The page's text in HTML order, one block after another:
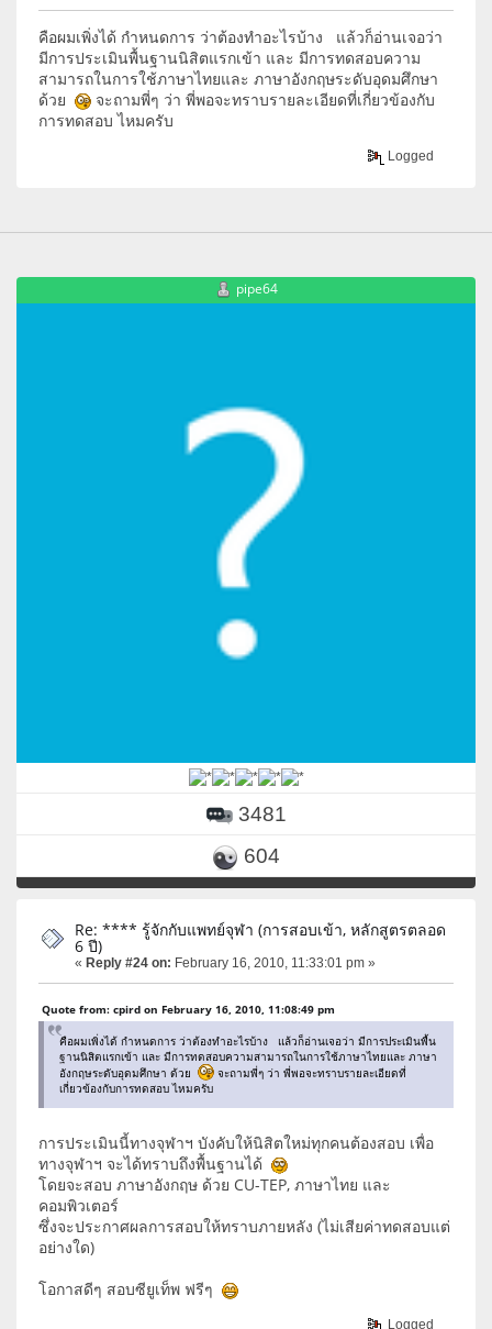
คือผมเพิ่งได้ กำหนดการ ว่าต้องทำอะไรบ้าง แล้วก็อ่านเจอว่า
มีการประเมินพื้นฐานนิสิตแรกเข้า และ มีการทดสอบความ
สามารถในการใช้ภาษาไทยและ ภาษาอังกฤษระดับอุดมศึกษา
ด้วย
จะถามพี่ๆ ว่า พี่พอจะทราบรายละเอียดที่เกี่ยวข้องกับ
การทดสอบ ไหมครับ
Logged
pipe64
3481
604
Re: **** รู้จักกับแพทย์จุฬา (การสอบเข้า, หลักสูตรตลอด
6 ปี)
« Reply #24 on: February 16, 2010, 11:33:01 pm »
Quote from: cpird on February 16, 2010, 11:08:49 pm
คือผมเพิ่งได้ กำหนดการ ว่าต้องทำอะไรบ้าง แล้วก็อ่านเจอว่า มีการประเมินพื้น
ฐานนิสิตแรกเข้า และ มีการทดสอบความสามารถในการใช้ภาษาไทยและ ภาษา
อังกฤษระดับอุดมศึกษา ด้วย
จะถามพี่ๆ ว่า พี่พอจะทราบรายละเอียดที่
เกี่ยวข้องกับการทดสอบ ไหมครับ
การประเมินนี้ทางจุฬาฯ บังคับให้นิสิตใหม่ทุกคนต้องสอบ เพื่อ
ทางจุฬาฯ จะได้ทราบถึงพื้นฐานได้
โดยจะสอบ ภาษาอังกฤษ ด้วย CU-TEP, ภาษาไทย และ
คอมพิวเตอร์
ซึ่งจะประกาศผลการสอบให้ทราบภายหลัง (ไม่เสียค่าทดสอบแต่
อย่างใด)
โอกาสดีๆ สอบซียูเท็พ ฟรีๆ
Logged